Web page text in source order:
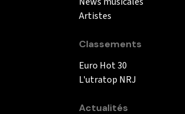
Artistes
Classements
Euro Hot 30
L'utratop NRJ
Actualités